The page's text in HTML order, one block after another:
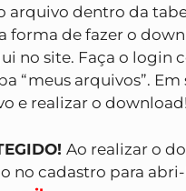
arquivo dentro da
forma de fazer o
no site. Faça o login
“meus arquivos”. Em
e realizar o download!
Ao realizar o
no cadastro para